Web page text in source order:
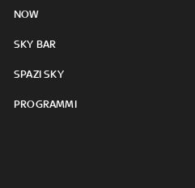
NOW
SKY BAR
SPAZI SKY
PROGRAMMI